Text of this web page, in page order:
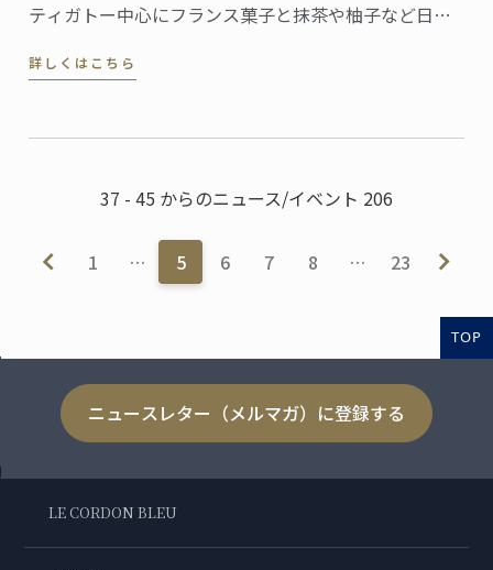
ティガトー中心にフランス菓子と抹茶や柚子など日本
で評判のカフェ。オーナーパティシエの小峯晋さん
詳しくはこちら
37 - 45 からのニュース/イベント 206
1 … 5 6 7 8 … 23
TOP
ニュースレター（メルマガ）に登録する
LE CORDON BLEU